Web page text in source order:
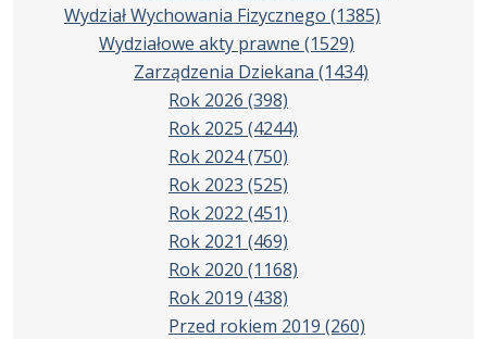
Wydział Wychowania Fizycznego (1385)
Wydziałowe akty prawne (1529)
Zarządzenia Dziekana (1434)
Rok 2026 (398)
Rok 2025 (4244)
Rok 2024(750)
Rok 2023 (525)
Rok 2022 (451)
Rok 2021 (469)
Rok 2020 (1168)
Rok 2019 (438)
Przed rokiem 2019 (260)